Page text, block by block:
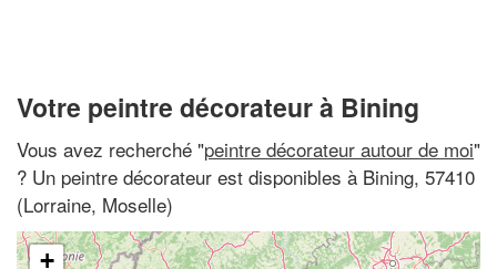
Votre peintre décorateur à Bining
Vous avez recherché "peintre décorateur autour de moi"
? Un peintre décorateur est disponibles à Bining, 57410
(Lorraine, Moselle)
+